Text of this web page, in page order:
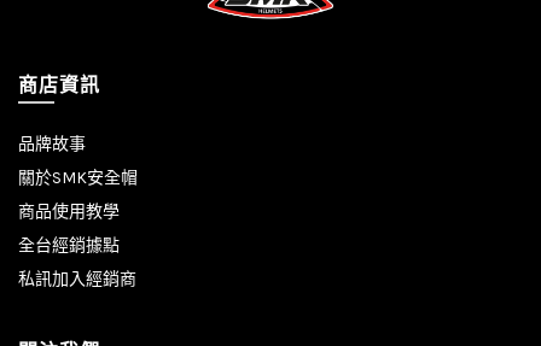
商店資訊
品牌故事
關於SMK安全帽
商品使用教學
全台經銷據點
私訊加入經銷商